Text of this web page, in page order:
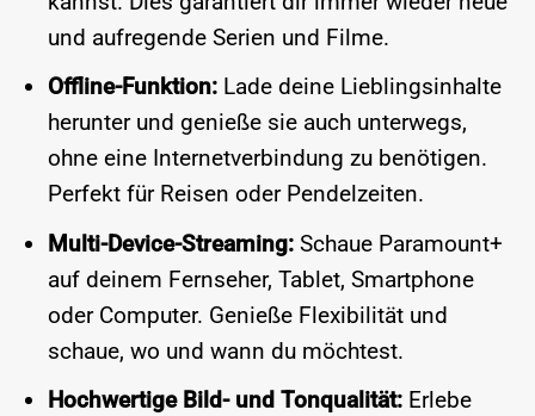
und aufregende Serien und Filme.
Offline-Funktion:Lade deine Lieblingsinhalte
herunter und genieße sie auch unterwegs,
ohne eine Internetverbindung zu benötigen.
Perfekt für Reisen oder Pendelzeiten.
Multi-Device-Streaming:Schaue Paramount+
auf deinem Fernseher, Tablet, Smartphone
oder Computer. Genieße Flexibilität und
schaue, wo und wann du möchtest.
Hochwertige Bild- und Tonqualität:Erlebe